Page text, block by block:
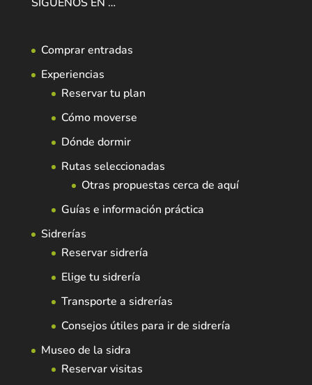
Comprar entradas
Experiencias
Reservar tu plan
Cómo moverse
Dónde dormir
Rutas seleccionadas
Otras propuestas cerca de aquí
Guías e información práctica
Sidrerías
Reservar sidrería
Elige tu sidrería
Transporte a sidrerías
Consejos útiles para ir de sidrería
Museo de la sidra
Reservar visitas